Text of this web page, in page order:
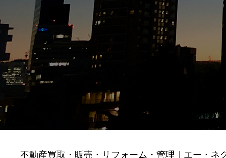
不動産買取・販売・リフォーム・管理｜エー・ネ